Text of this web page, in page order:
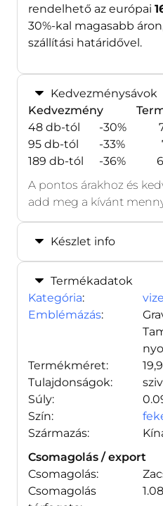
Kedvezménysávok
Kedvezmény
48 db-tól
-30%
95 db-tól
-33%
189 db-tól
-36%
A pontos árakhoz és
add meg a kívánt
Készlet info
rendelhető az európai
30%-kal magasabb
szállítási határidővel.
Termékadatok
Kategória:
Emblémázás:
Termékméret:
Tulajdonságok:
Súly:
Szín:
Származás:
Csomagolás / export
Csomagolás:
Csomagolás